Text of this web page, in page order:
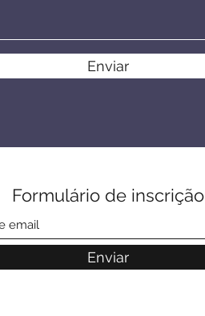
Enviar
Formulário de inscrição
Enviar